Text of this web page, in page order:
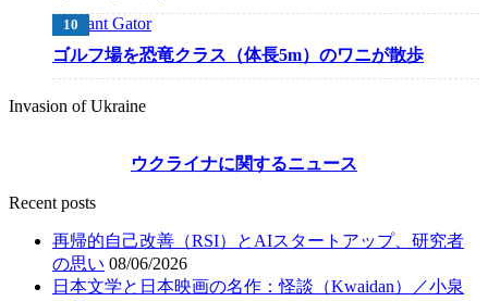
ゴルフ場を恐竜クラス（体長5m）のワニが散歩
Invasion of Ukraine
ウクライナに関するニュース
Recent posts
再帰的自己改善（RSI）とAIスタートアップ、研究者
の思い 08/06/2026
日本文学と日本映画の名作：怪談（Kwaidan）／小泉